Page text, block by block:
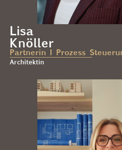
Lisa
Knöller
Partnerin I Prozess
Architektin